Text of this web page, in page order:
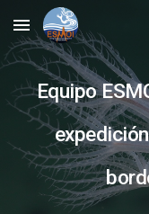
Skip to main content
Equipo